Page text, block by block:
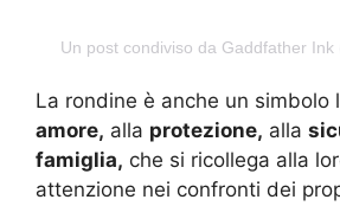
Un post condiviso da Gaddfather
La rondine è anche un simbolo
amore, alla protezione, alla
famiglia, che si ricollega alla
attenzione nei confronti dei